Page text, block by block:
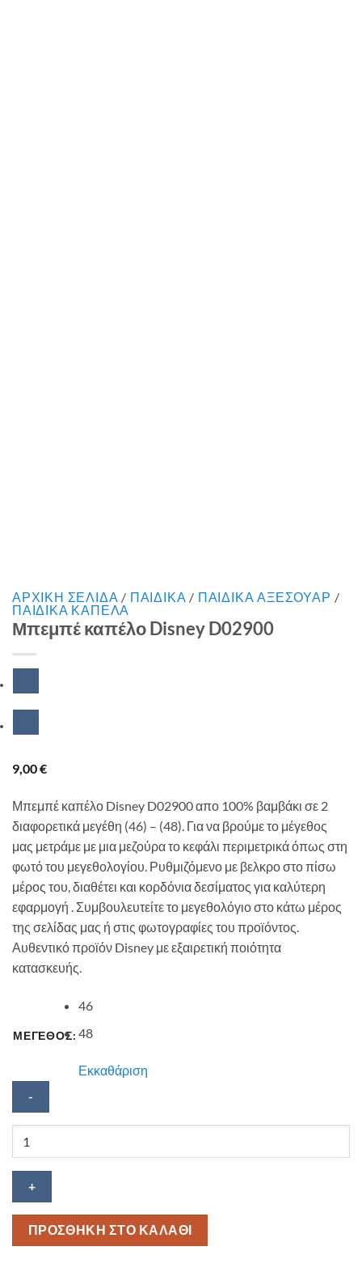
ΑΡΧΙΚΉ ΣΕΛΊΔΑ / ΠΑΙΔΙΚΑ / ΠΑΙΔΙΚΑ ΑΞΕΣΟΥΑΡ /
ΠΑΙΔΙΚΑ ΚΑΠΕΛΑ
Μπεμπέ καπέλο Disney D02900
9,00€
Μπεμπέ καπέλο Disney D02900 απο 100% βαμβάκι σε 2
διαφορετικά μεγέθη (46) – (48). Για να βρούμε το μέγεθος
μας μετράμε με μια μεζούρα το κεφάλι περιμετρικά όπως στη
φωτό του μεγεθολογίου. Ρυθμιζόμενο με βελκρο στο πίσω
μέρος του, διαθέτει και κορδόνια δεσίματος για καλύτερη
εφαρμογή . Συμβουλευτείτε το μεγεθολόγιο στο κάτω μέρος
της σελίδας μας ή στις φωτογραφίες του προϊόντος.
Αυθεντικό προϊόν Disney με εξαιρετική ποιότητα
κατασκευής.
ΜΕΓΕΘΟΣ:
46
48
Εκκαθάριση
Disney
D02900
ΠΡΟΣΘΗΚΗ ΣΤΟ ΚΑΛΑΘΙ